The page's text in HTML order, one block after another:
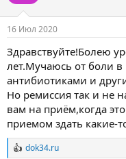
т
е
м
ы
а
л
16 Июл 2020
Здравствуйте!Болею
лет.Мучаюсь от боли
антибиотиками и
Но ремиссия так и не
вам на приём,когда
приемом здать какие-
Р
dok34.ru